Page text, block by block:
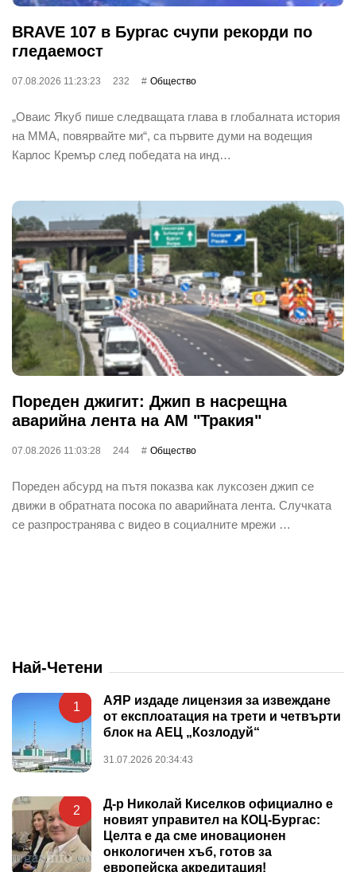
BRAVE 107 в Бургас счупи рекорди по
гледаемост
07.08.2026 11:23:23 232 Общество
„Оваис Якуб пише следващата глава в глобалната история
на ММА, повярвайте ми“, са първите думи на водещия
Карлос Кремър след победата на инд…
Пореден джигит: Джип в насрещна
аварийна лента на АМ "Тракия"
07.08.2026 11:03:28 244 Общество
Пореден абсурд на пътя показва как луксозен джип се
движи в обратната посока по аварийната лента. Случката
се разпространява с видео в социалните мрежи …
Най-Четени
1
АЯР издаде лицензия за извеждане
от експлоатация на трети и четвърти
блок на АЕЦ „Козлодуй“
31.07.2026 20:34:43
2
Д-р Николай Киселков официално е
новият управител на КОЦ-Бургас:
Целта е да сме иновационен
онкологичен хъб, готов за
европейска акредитация!